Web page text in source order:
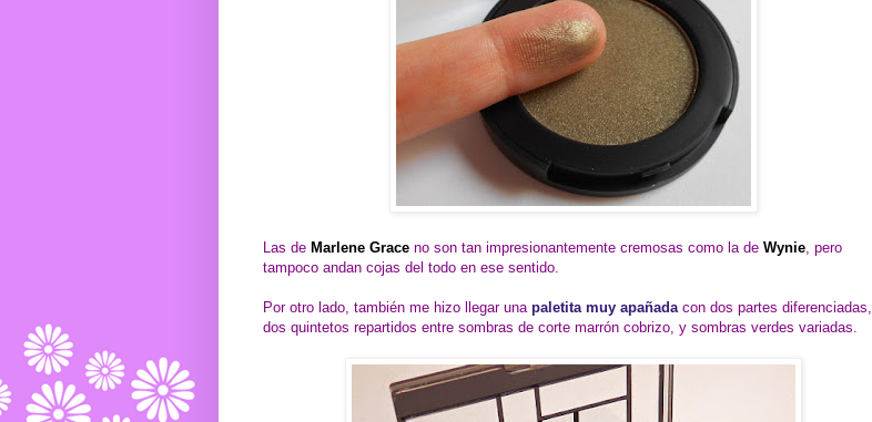
Las de Marlene Grace no son tan impresionantemente cremosas como la de Wynie, pero
tampoco andan cojas del todo en ese sentido.
Por otro lado, también me hizo llegar una paletita muy apañadacon dos partes diferenciadas,
dos quintetos repartidos entre sombras de corte marrón cobrizo, y sombras verdes variadas.